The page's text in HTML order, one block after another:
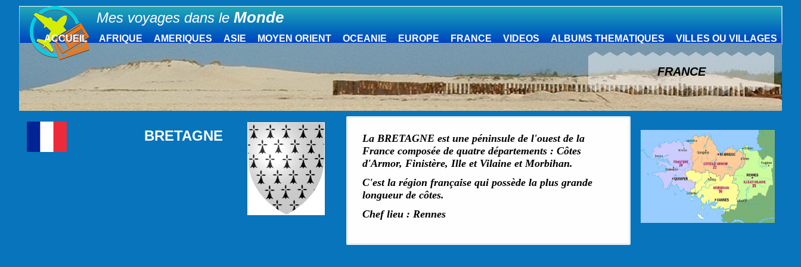
Mes voyages dans leMonde
ACCUEIL AFRIQUE AMERIQUES ASIE MOYEN ORIENT OCEANIE EUROPE FRANCE VIDEOS ALBUMS THEMATIQUES VILLES OU VILLAGES
FRANCE
La BRETAGNE est une péninsule de l'ouest de la
France composée de quatre départements : Côtes
d'Armor, Finistère, Ille et Vilaine et Morbihan.
C'est la région française qui possède la plus grande
longueur de côtes.
Chef lieu : Rennes
BRETAGNE